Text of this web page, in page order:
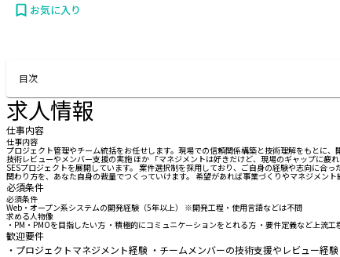
お気に入り
目次
求人情報
仕事内容
仕事内容
プロジェクト管理やチーム統括をお任せします。現場での信頼関係構築と技術理解をもとに
技術レビューやメンバー支援の実施 ほか 「マネジメントは好きだけど、現場のギャップに
SESプロジェクトを展開しています。 案件選択制を採用しており、ご自身の経験や志向に合
関わり方を、あなた自身の裁量でつくっていけます。 希望があれば事業づくりやマネジメン
必須条件
必須条件
Web・オープン系システムの開発経験（5年以上） ※開発工程・使用言語などは不問
求める人物像
・PM・PMOを目指したい方 ・積極的にコミュニケーションをとれる方 ・要件定義など上流
歓迎要件
・プロジェクトマネジメント経験 ・チームメンバーの技術支援やレビュー経